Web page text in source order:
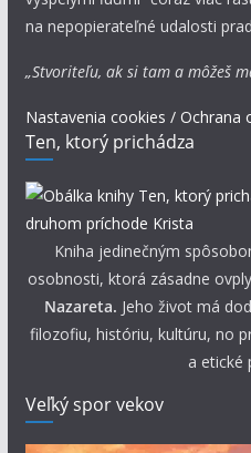
na nepopierateľné udalosti
„Stvoriteľu, ak si tam a môžeš
Nastavenia cookies / Ochrana
Ten, ktorý prichádza
Kniha jedinečným
osobnosti, ktorá zásadne
Nazareta. Jeho život má
filozofiu, históriu, kultúru, no
a etické
Veľký spor vekov